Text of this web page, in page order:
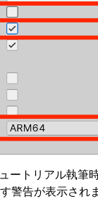
トリアル執筆
警告が表示されま